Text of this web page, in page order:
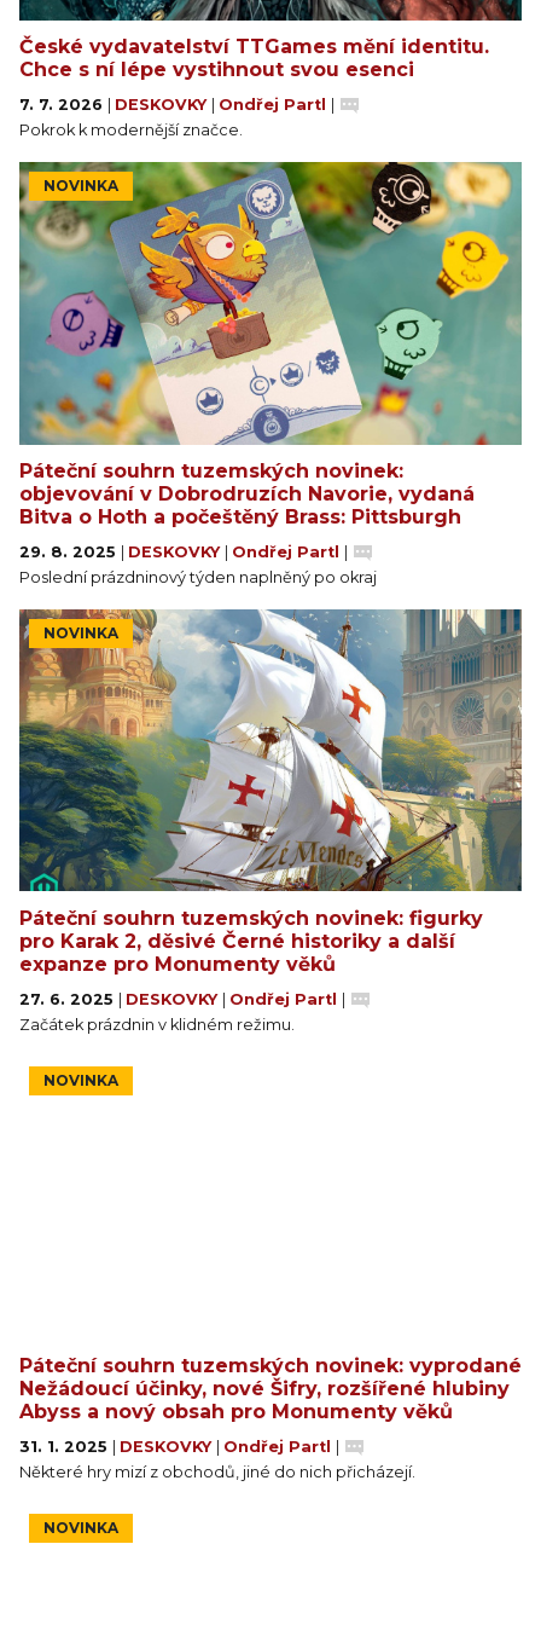
České vydavatelství TTGames mění identitu.
Chce s ní lépe vystihnout svou esenci
7. 7. 2026 DESKOVKY Ondřej Partl
Pokrok k modernější značce.
NOVINKA
Páteční souhrn tuzemských novinek:
objevování v Dobrodruzích Navorie, vydaná
Bitva o Hoth a počeštěný Brass: Pittsburgh
29. 8. 2025 DESKOVKY Ondřej Partl
Poslední prázdninový týden naplněný po okraj
NOVINKA
Páteční souhrn tuzemských novinek: figurky
pro Karak 2, děsivé Černé historiky a další
expanze pro Monumenty věků
27. 6. 2025 DESKOVKY Ondřej Partl
Začátek prázdnin v klidném režimu.
NOVINKA
Páteční souhrn tuzemských novinek: vyprodané
Nežádoucí účinky, nové Šifry, rozšířené hlubiny
Abyss a nový obsah pro Monumenty věků
31. 1. 2025 DESKOVKY Ondřej Partl
Některé hry mizí z obchodů, jiné do nich přicházejí.
NOVINKA